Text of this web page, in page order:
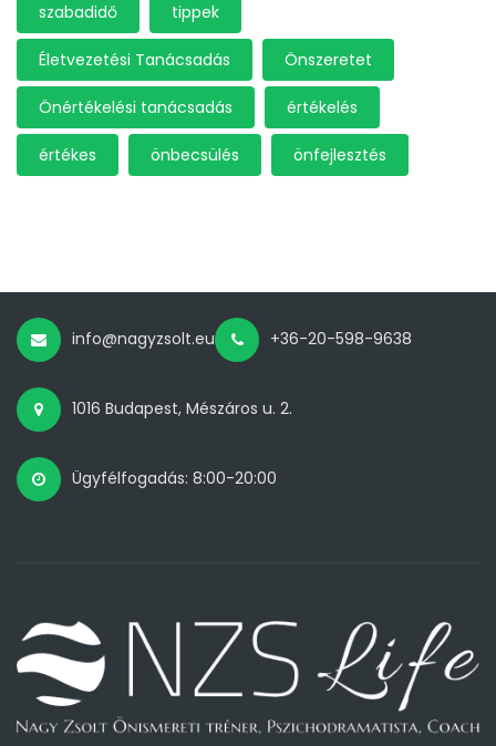
szabadidő tippek
Életvezetési Tanácsadás Önszeretet
Önértékelési tanácsadás értékelés
értékes önbecsülés önfejlesztés
info@nagyzsolt.eu +36-20-598-9638
1016 Budapest, Mészáros u. 2.
Ügyfélfogadás: 8:00-20:00